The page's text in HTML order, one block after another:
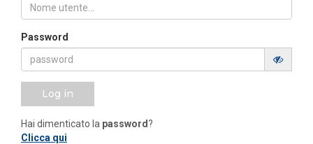
Password
Log in
Hai dimenticato la password ?
Clicca qui